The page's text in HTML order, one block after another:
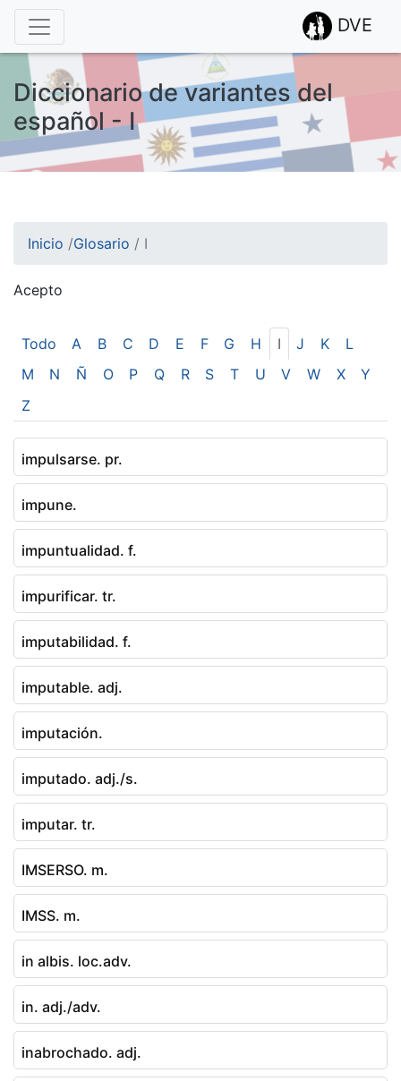
DVE
Diccionario de variantes del
español - I
Inicio /Glosario / I
Acepto
Esto nos ayuda a recolectar estadísticas de las visitas.
Todo A B C D E F G H I J K
L
M
N Ñ O P Q R S T U V W X
Y
Z
impulsarse. pr.
impune.
impuntualidad. f.
impurificar. tr.
imputabilidad. f.
imputable. adj.
imputación.
imputado. adj./s.
imputar. tr.
IMSERSO. m.
IMSS. m.
in albis. loc.adv.
in. adj./adv.
inabrochado. adj.